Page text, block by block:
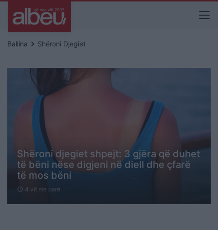
Ballina keyboard_arrow_right Shëroni Djegiet
Shëroni djegiet shpejt: 3 gjëra që duhet
të bëni nëse digjeni në diell dhe çfarë
të mos bëni
schedule 4 vit me parë